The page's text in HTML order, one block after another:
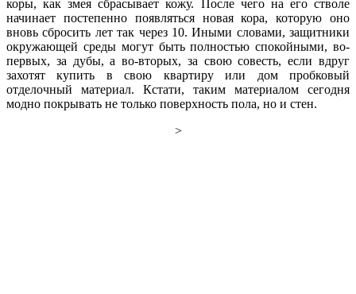
коры, как змея сбрасывает кожу. После чего на его стволе
начинает постепенно появляться новая кора, которую оно
вновь сбросить лет так через 10. Иными словами, защитники
окружающей среды могут быть полностью спокойными, во-
первых, за дубы, а во-вторых, за свою совесть, если вдруг
захотят купить в свою квартиру или дом пробковый
отделочный материал. Кстати, таким материалом сегодня
модно покрывать не только поверхность пола, но и стен.
>